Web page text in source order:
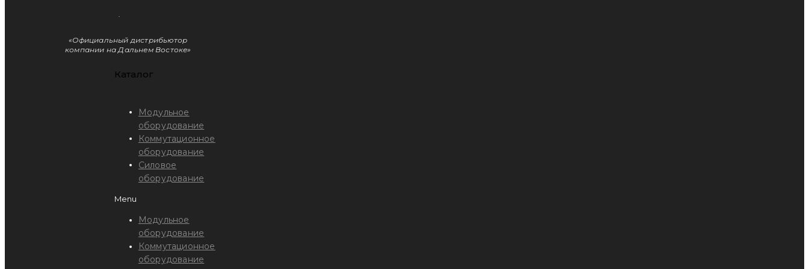
«Официальный дистрибьютор
компании на Дальнем Востоке»
Каталог
Модульное
оборудование
Коммутационное
оборудование
Силовое
оборудование
Menu
Модульное
оборудование
Коммутационное
оборудование